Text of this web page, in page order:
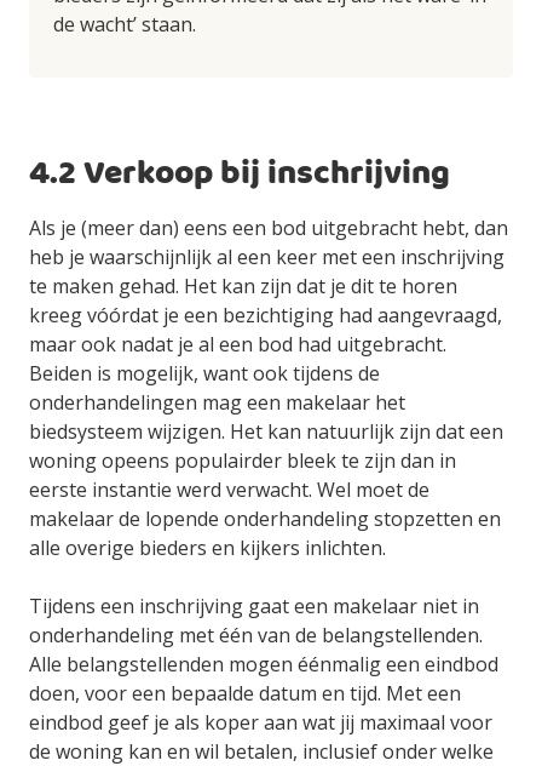
de wacht’ staan.
4.2 Verkoop bij inschrijving
Als je (meer dan) eens een bod uitgebracht hebt, dan
heb je waarschijnlijk al een keer met een inschrijving
te maken gehad. Het kan zijn dat je dit te horen
kreeg vóórdat je een bezichtiging had aangevraagd,
maar ook nadat je al een bod had uitgebracht.
Beiden is mogelijk, want ook tijdens de
onderhandelingen mag een makelaar het
biedsysteem wijzigen. Het kan natuurlijk zijn dat een
woning opeens populairder bleek te zijn dan in
eerste instantie werd verwacht. Wel moet de
makelaar de lopende onderhandeling stopzetten en
alle overige bieders en kijkers inlichten.
Tijdens een inschrijving gaat een makelaar niet in
onderhandeling met één van de belangstellenden.
Alle belangstellenden mogen éénmalig een eindbod
doen, voor een bepaalde datum en tijd. Met een
eindbod geef je als koper aan wat jij maximaal voor
de woning kan en wil betalen, inclusief onder welke